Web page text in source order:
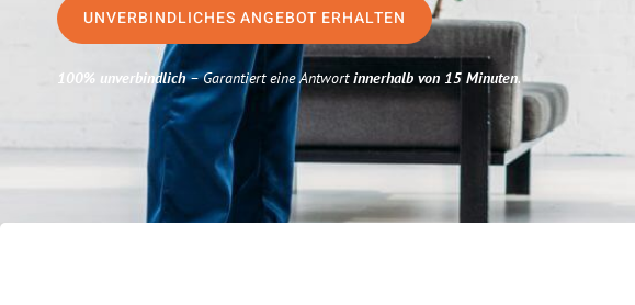
UNVERBINDLICHES ANGEBOT ERHALTEN
100% unverbindlich– Garantiert eine Antwortinnerhalb von 15 Minuten.